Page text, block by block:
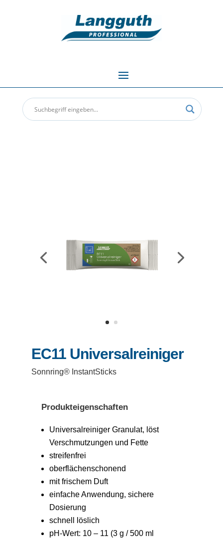
EC11 Universalreiniger
Sonnring® InstantSticks
Produkteigenschaften
Universalreiniger Granulat, löst
Verschmutzungen und Fette
streifenfrei
oberflächenschonend
mit frischem Duft
einfache Anwendung, sichere
Dosierung
schnell löslich
pH-Wert: 10 – 11 (3 g / 500 ml